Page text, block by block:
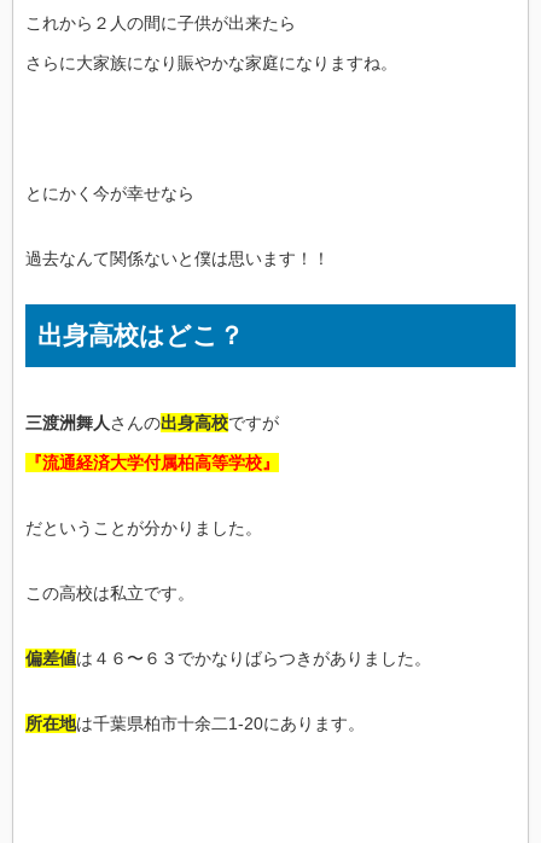
これから２人の間に子供が出来たら
さらに大家族になり賑やかな家庭になりますね。
とにかく今が幸せなら
過去なんて関係ないと僕は思います！！
出身高校はどこ？
三渡洲舞人さんの出身高校ですが
『流通経済大学付属柏高等学校』
だということが分かりました。
この高校は私立です。
偏差値は４６〜６３でかなりばらつきがありました。
所在地は千葉県柏市十余二1-20にあります。